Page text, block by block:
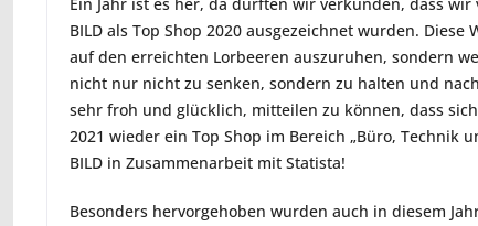
BILD als Top Shop 2020 ausgezeichnet wurden.
auf den erreichten Lorbeeren auszuruhen, sondern
nicht nur nicht zu senken, sondern zu halten und
sehr froh und glücklich, mitteilen zu können, dass
2021 wieder ein Top Shop im Bereich „Büro, Technik
BILD in Zusammenarbeit mit Statista!
Besonders hervorgehoben wurden auch in diesem